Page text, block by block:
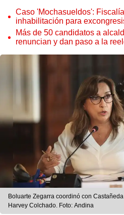
Caso 'Mochasueldos':
inhabilitación para
Cordero Jon Tay
Más de 50 candidatos a
renuncian y dan paso a la
Boluarte Zegarra coordinó con
Harvey Colchado. Foto: Andina